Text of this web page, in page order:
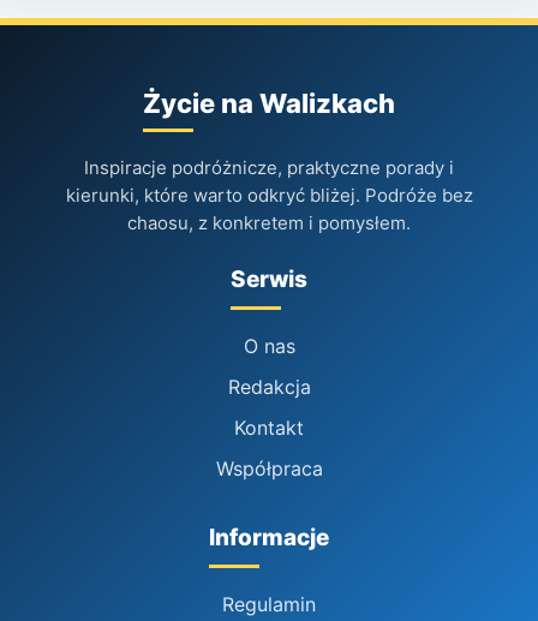
Życie na Walizkach
Inspiracje podróżnicze, praktyczne porady i
kierunki, które warto odkryć bliżej. Podróże bez
chaosu, z konkretem i pomysłem.
Serwis
O nas
Redakcja
Kontakt
Współpraca
Informacje
Regulamin